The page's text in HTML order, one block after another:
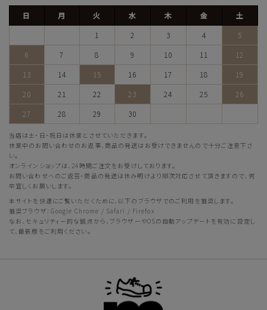
日 月 火 水 木 金
土
1
2 3 4
5
6
7 8 9 10 11
12
13
14 15 16 17 18
19
20
21 22 23 24 25
26
27
28 29 30
当店は土・日・祝日は休業とさせていただきます。
休業中のお問い合わせのお返事、商品の発送はお受けできませんので十分ご注意下さ
い。
オンラインショップは、24時間ご注文をお受けしております。
お問い合わせへのご返答・商品の発送は休み明けより順次対応させて頂きますので、何
卒宜しくお願いします。
本サイトを快適にご覧いただくために、以下のブラウザでのご利用を推奨します。
推奨ブラウザ：Google Chrome / Safari / Firefox
なお、セキュリティー的な観点から、ブラウザーやOSの自動アップデートを有効に設定し
て、最新版をご利用ください。